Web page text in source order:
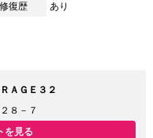
修復歴
あり
ＡＧＥ３２
８－７
を見る